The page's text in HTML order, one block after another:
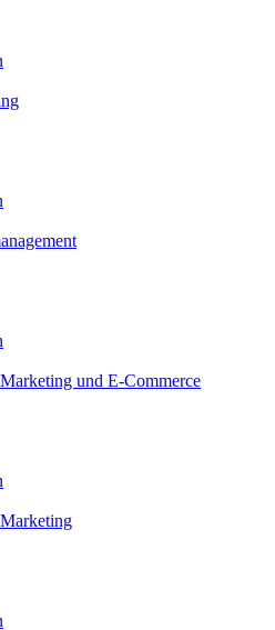
und E-Commerce